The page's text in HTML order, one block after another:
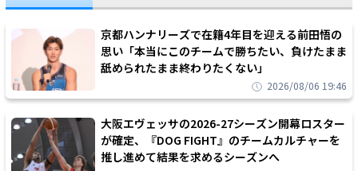
京都ハンナリーズで在籍4年目を迎える前田悟の
思い「本当にこのチームで勝ちたい、負けたまま
舐められたまま終わりたくない」
2026/08/06 19:46
大阪エヴェッサの2026-27シーズン開幕ロスター
が確定、『DOG FIGHT』のチームカルチャーを
推し進めて結果を求めるシーズンへ